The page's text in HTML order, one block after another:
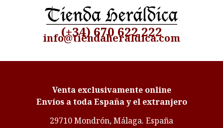
(+34) 670 622 222
info@tiendaheraldica.com
Venta exclusivamente online
Envíos a toda España y el extranjero
29710 Mondrón, Málaga. España